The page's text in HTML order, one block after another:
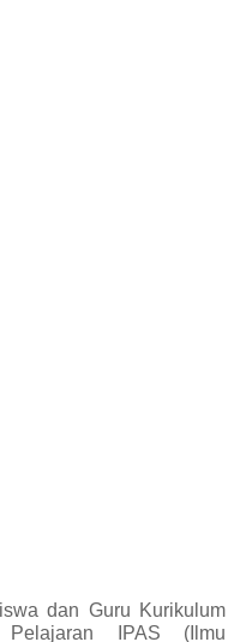
dan Guru Kurikulum
IPAS (Ilmu